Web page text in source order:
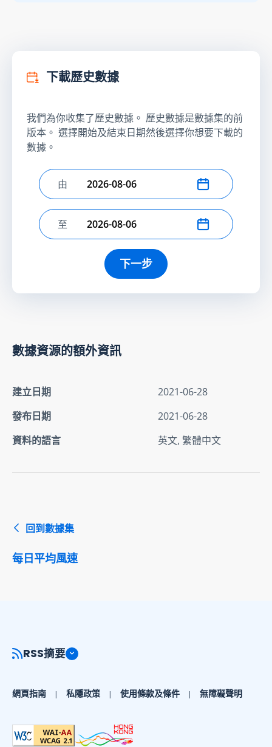
下載歷史數據
我們為你收集了歷史數據。 歷史數據是數據集的前
版本。 選擇開始及結束日期然後選擇你想要下載的
數據。
選擇開始日期
由
選擇結束日期
至
下一步
數據資源的額外資訊
建立日期
2021-06-28
發布日期
2021-06-28
資料的語言
英文, 繁體中文
回到數據集
每日平均風速
RSS摘要
網頁指南 私隱政策 使用條款及條件 無障礙聲明